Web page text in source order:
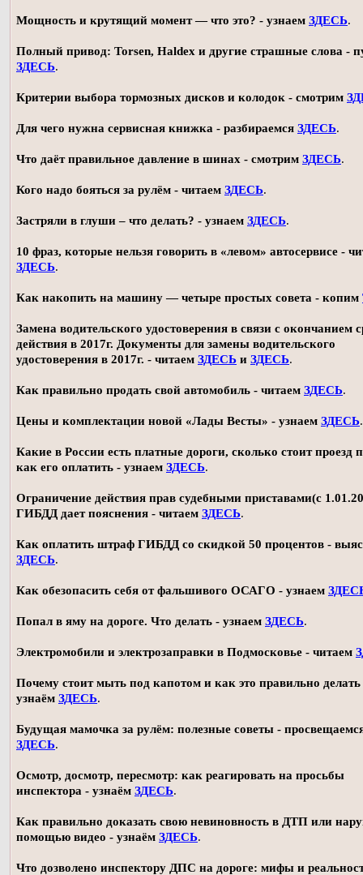
Мощность и крутящий момент — что это? - узнаем ЗДЕСЬ.
Полный привод: Torsen, Haldex и другие страшные слова -
ЗДЕСЬ.
Критерии выбора тормозных дисков и колодок - смотрим
Для чего нужна сервисная книжка - разбираемся ЗДЕСЬ.
Что даёт правильное давление в шинах - смотрим ЗДЕСЬ.
Кого надо бояться за рулём - читаем ЗДЕСЬ.
Застряли в глуши – что делать? - узнаем ЗДЕСЬ.
10 фраз, которые нельзя говорить в «левом» автосервисе -
ЗДЕСЬ.
Как накопить на машину — четыре простых совета - копим
Замена водительского удостоверения в связи с окончанием
действия в 2017г. Документы для замены водительского
удостоверения в 2017г. - читаем ЗДЕСЬ и ЗДЕСЬ.
Как правильно продать свой автомобиль - читаем ЗДЕСЬ.
Цены и комплектации новой «Лады Весты» - узнаем ЗДЕСЬ.
Какие в России есть платные дороги, сколько стоит проезд
как его оплатить - узнаем ЗДЕСЬ.
Ограничение действия прав судебными приставами(с
ГИБДД дает пояснения - читаем ЗДЕСЬ.
Как оплатить штраф ГИБДД со скидкой 50 процентов -
ЗДЕСЬ.
Как обезопасить себя от фальшивого ОСАГО - узнаем
Попал в яму на дороге. Что делать - узнаем ЗДЕСЬ.
Электромобили и электрозаправки в Подмосковье - читаем
Почему стоит мыть под капотом и как это правильно делать
узнаём ЗДЕСЬ.
Будущая мамочка за рулём: полезные советы -
ЗДЕСЬ.
Осмотр, досмотр, пересмотр: как реагировать на просьбы
инспектора - узнаём ЗДЕСЬ.
Как правильно доказать свою невиновность в ДТП или
помощью видео - узнаём ЗДЕСЬ.
Что дозволено инспектору ДПС на дороге: мифы и